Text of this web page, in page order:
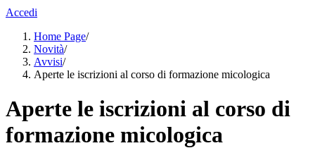
Accedi
Home Page/
Novità/
Avvisi/
Aperte le iscrizioni al corso di formazione micologica
Aperte le iscrizioni al corso di
formazione micologica